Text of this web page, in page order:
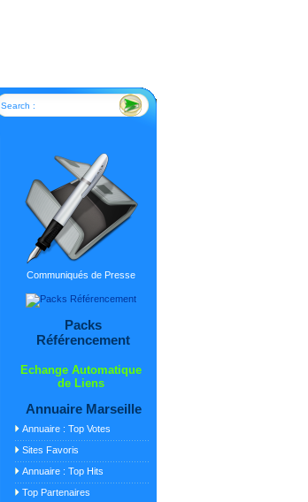
Search :
Communiqués de Presse
Packs
Référencement
Echange Automatique
de Liens
Annuaire Marseille
Annuaire : Top Votes
Sites Favoris
Annuaire : Top Hits
Top Partenaires